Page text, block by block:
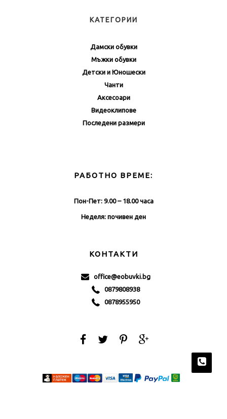
КАТЕГОРИИ
Дамски обувки
Мъжки обувки
Детски и Юношески
Чанти
Аксесоари
Видеоклипове
Последени размери
РАБОТНО ВРЕМЕ:
Пон-Пет: 9.00 – 18.00 часа
Неделя: почивен ден
КОНТАКТИ
office@eobuvki.bg
0879808938
0878955950